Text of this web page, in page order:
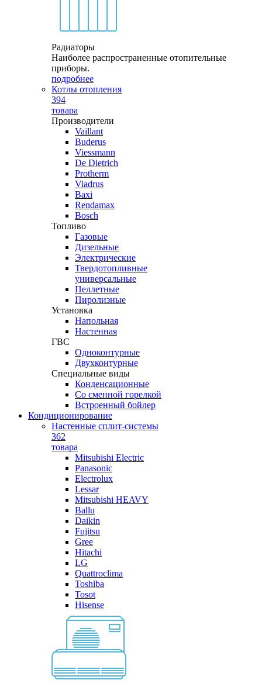
Радиаторы
Наиболее распространенные отопительные
приборы.
подробнее
Котлы отопления
394
товара
Производители
Vaillant
Buderus
Viessmann
De Dietrich
Protherm
Viadrus
Baxi
Rendamax
Bosch
Топливо
Газовые
Дизельные
Электрические
Твердотопливные
универсальные
Пеллетные
Пиролизные
Установка
Напольная
Настенная
ГВС
Одноконтурные
Двухконтурные
Специальные виды
Конденсационные
Со сменной горелкой
Встроенный бойлер
Кондиционирование
Настенные сплит-системы
362
товара
Mitsubishi Electric
Panasonic
Electrolux
Lessar
Mitsubishi HEAVY
Ballu
Daikin
Fujitsu
Gree
Hitachi
LG
Quattroclima
Toshiba
Tosot
Hisense